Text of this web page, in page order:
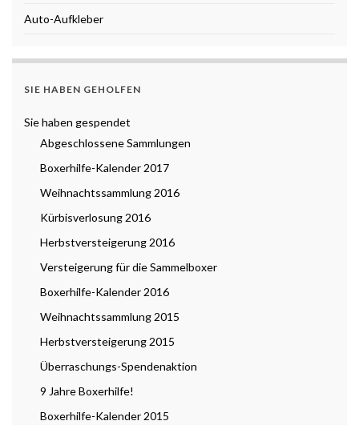
Auto-Aufkleber
SIE HABEN GEHOLFEN
Sie haben gespendet
Abgeschlossene Sammlungen
Boxerhilfe-Kalender 2017
Weihnachtssammlung 2016
Kürbisverlosung 2016
Herbstversteigerung 2016
Versteigerung für die Sammelboxer
Boxerhilfe-Kalender 2016
Weihnachtssammlung 2015
Herbstversteigerung 2015
Überraschungs-Spendenaktion
9 Jahre Boxerhilfe!
Boxerhilfe-Kalender 2015